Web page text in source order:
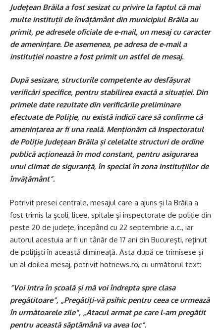
Județean Brăila a fost sesizat cu privire la faptul că mai
multe instituții de învățământ din municipiul Brăila au
primit, pe adresele oficiale de e-mail, un mesaj cu caracter
de amenințare. De asemenea, pe adresa de e-mail a
instituției noastre a fost primit un astfel de mesaj.
După sesizare, structurile competente au desfășurat
verificări specifice, pentru stabilirea exactă a situației. Din
primele date rezultate din verificările preliminare
efectuate de Poliție, nu există indicii care să confirme că
amenințarea ar fi una reală. Menționăm că Inspectoratul
de Poliție Județean Brăila și celelalte structuri de ordine
publică acționează în mod constant, pentru asigurarea
unui climat de siguranță, în special în zona instituțiilor de
învățământ”.
Potrivit presei centrale, mesajul care a ajuns și la Brăila a
fost trimis la școli, licee, spitale și inspectorate de poliție din
peste 20 de județe, începând cu 22 septembrie a.c., iar
autorul acestuia ar fi un tânăr de 17 ani din București, reținut
de polițiști în această dimineață. Asta după ce trimisese și
un al doilea mesaj, potrivit hotnews.ro, cu următorul text:
”Voi intra în școală și mă voi îndrepta spre clasa
pregătitoare”, „Pregătiți-vă psihic pentru ceea ce urmează
în următoarele zile”, „Atacul armat pe care l-am pregătit
pentru această săptămână va avea loc”.